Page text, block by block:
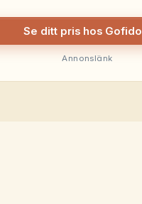
Se ditt pris hos Gofido
Annonslänk